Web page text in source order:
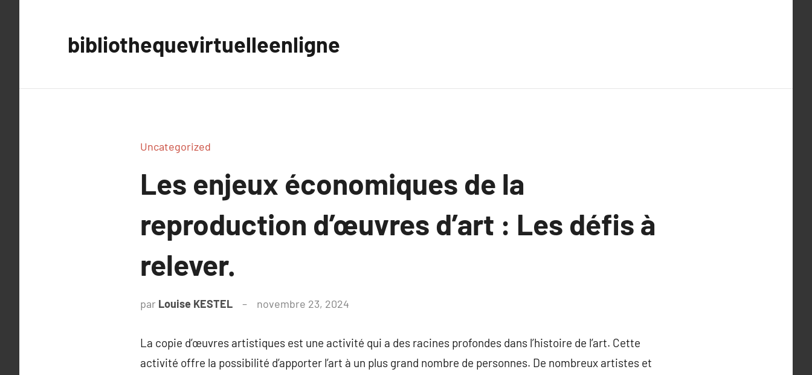
bibliothequevirtuelleenligne
Uncategorized
Les enjeux économiques de la
reproduction d’œuvres d’art : Les défis à
relever.
par Louise KESTEL novembre 23, 2024
La copie d’œuvres artistiques est une activité qui a des racines profondes dans l’histoire de l’art. Cette
activité offre la possibilité d’apporter l’art à un plus grand nombre de personnes. De nombreux artistes et